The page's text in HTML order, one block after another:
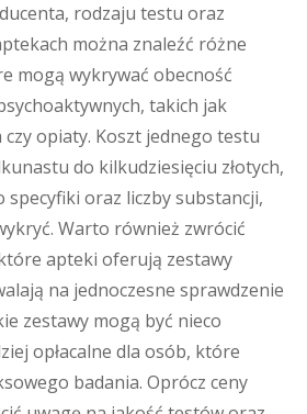
rodzaju testu oraz
można znaleźć różne
mogą wykrywać obecność
takich jak
opiaty. Koszt jednego testu
do kilkudziesięciu złotych,
specyfiki oraz liczby substancji,
Warto również zwrócić
apteki oferują zestawy
na jednoczesne sprawdzenie
zestawy mogą być nieco
opłacalne dla osób, które
badania. Oprócz ceny